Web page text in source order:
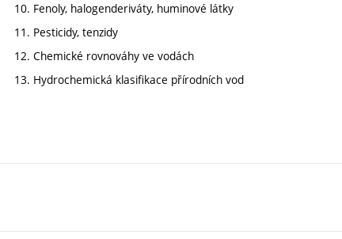
10. Fenoly, halogenderiváty, huminové látky
11. Pesticidy, tenzidy
12. Chemické rovnováhy ve vodách
13. Hydrochemická klasifikace přírodních vod